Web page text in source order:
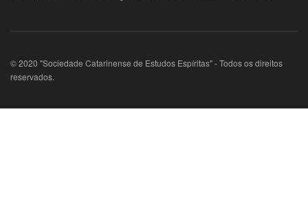
© 2020 "Sociedade Catarinense de Estudos Espíritas" - Todos os direitos
reservados.